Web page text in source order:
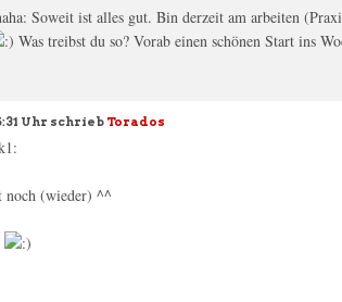
Soweit ist alles gut. Bin derzeit am arbeiten
Was treibst du so? Vorab einen schönen Start ins
Uhr schrieb Torados
noch (wieder) ^^